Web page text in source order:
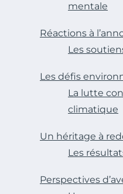
mentale
Réactions à
Les
Les défis
La lutte
climatique
Un héritage à
Les
Perspectives